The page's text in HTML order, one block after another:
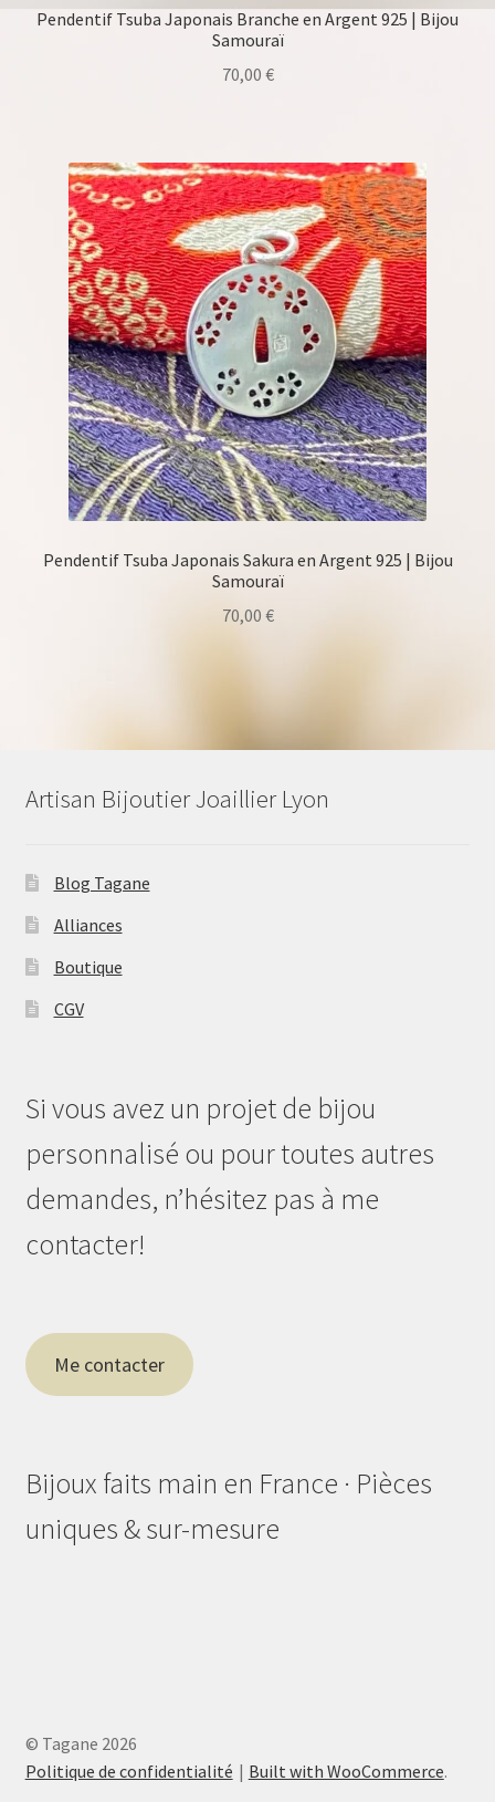
Pendentif Tsuba Japonais Branche en Argent 925 | Bijou
Samouraï
70,00 €
Pendentif Tsuba Japonais Sakura en Argent 925 | Bijou
Samouraï
70,00 €
Artisan Bijoutier Joaillier Lyon
Blog Tagane
Alliances
Boutique
CGV
Si vous avez un projet de bijou
personnalisé ou pour toutes autres
demandes, n’hésitez pas à me
contacter!
Me contacter
Bijoux faits main en France · Pièces
uniques & sur-mesure
© Tagane 2026
Politique de confidentialité
Built with WooCommerce.